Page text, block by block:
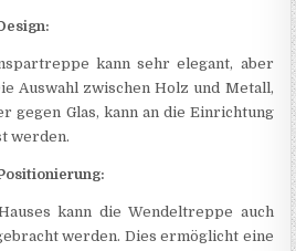
kann sehr elegant, aber
Auswahl zwischen Holz und Metall,
gegen Glas, kann an die Einrichtung
werden.
kann die Wendeltreppe auch
werden. Dies ermöglicht eine